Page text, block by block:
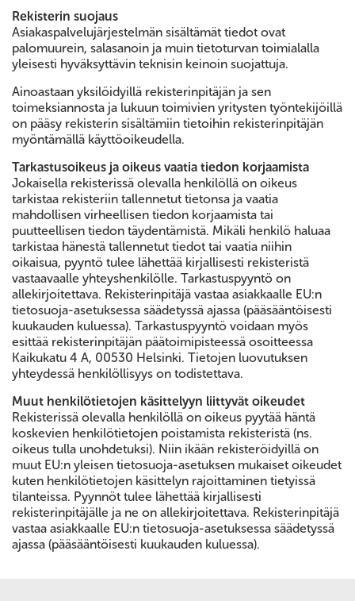
Rekisterin suojaus
Asiakaspalvelujärjestelmän sisältämät tiedot ovat
palomuurein, salasanoin ja muin tietoturvan toimialalla
yleisesti hyväksyttävin teknisin keinoin suojattuja.
Ainoastaan yksilöidyillä rekisterinpitäjän ja sen
toimeksiannosta ja lukuun toimivien yritysten työntekijöillä
on pääsy rekisterin sisältämiin tietoihin rekisterinpitäjän
myöntämällä käyttöoikeudella.
Tarkastusoikeus ja oikeus vaatia tiedon korjaamista
Jokaisella rekisterissä olevalla henkilöllä on oikeus
tarkistaa rekisteriin tallennetut tietonsa ja vaatia
mahdollisen virheellisen tiedon korjaamista tai
puutteellisen tiedon täydentämistä. Mikäli henkilö haluaa
tarkistaa hänestä tallennetut tiedot tai vaatia niihin
oikaisua, pyyntö tulee lähettää kirjallisesti rekisteristä
vastaavaalle yhteyshenkilölle. Tarkastuspyyntö on
allekirjoitettava. Rekisterinpitäjä vastaa asiakkaalle EU:n
tietosuoja-asetuksessa säädetyssä ajassa (pääsääntöisesti
kuukauden kuluessa). Tarkastuspyyntö voidaan myös
esittää rekisterinpitäjän päätoimipisteessä osoitteessa
Kaikukatu 4 A, 00530 Helsinki. Tietojen luovutuksen
yhteydessä henkilöllisyys on todistettava.
Muut henkilötietojen käsittelyyn liittyvät oikeudet
Rekisterissä olevalla henkilöllä on oikeus pyytää häntä
koskevien henkilötietojen poistamista rekisteristä (ns.
oikeus tulla unohdetuksi). Niin ikään rekisteröidyillä on
muut EU:n yleisen tietosuoja-asetuksen mukaiset oikeudet
kuten henkilötietojen käsittelyn rajoittaminen tietyissä
tilanteissa. Pyynnöt tulee lähettää kirjallisesti
rekisterinpitäjälle ja ne on allekirjoitettava. Rekisterinpitäjä
vastaa asiakkaalle EU:n tietosuoja-asetuksessa säädetyssä
ajassa (pääsääntöisesti kuukauden kuluessa).